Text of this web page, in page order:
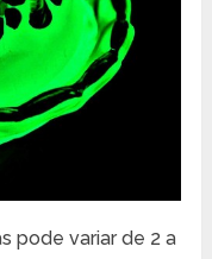
pode variar de 2 a